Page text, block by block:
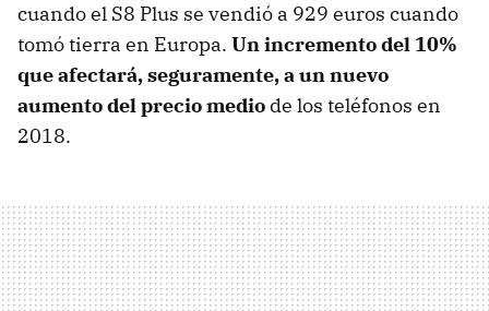
cuando el S8 Plus se vendió a 929 euros cuando
tomó tierra en Europa. Un incremento del 10%
que afectará, seguramente, a un nuevo
aumento del precio medio de los teléfonos en
2018.